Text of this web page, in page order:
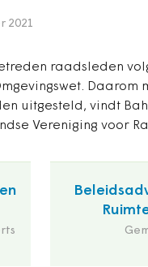
2021
raadsleden
Daarom
uitgesteld, vindt
Vereniging voor